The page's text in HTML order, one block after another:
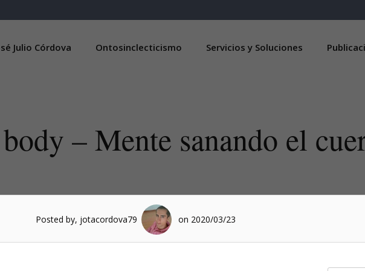
Julio Córdova Ontosinclecticismo Servicios y Soluciones
– Mente sanando el
Posted by, jotacordova79 on 2020/03/23